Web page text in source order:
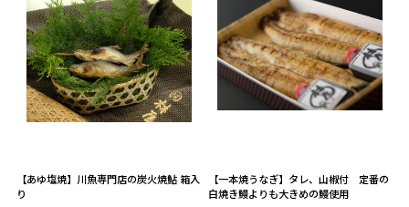
【あゆ塩焼】川魚専門店の炭火焼鮎 箱入
り
【一本焼うなぎ】タレ、山椒付 定番の
白焼き鰻よりも大きめの鰻使用